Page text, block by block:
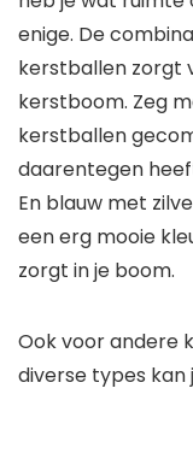
enige. De
kerstballen zorgt
kerstboom. Zeg
kerstballen
daarentegen
En blauw met
een erg mooie
zorgt in je boom.
Ook voor andere
diverse types kan